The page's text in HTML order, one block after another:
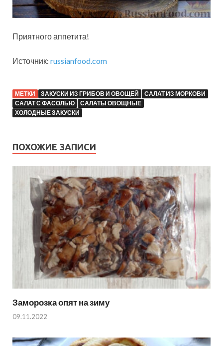
Приятного аппетита!
Источник: russianfood.com
МЕТКИ ЗАКУСКИ ИЗ ГРИБОВ И ОВОЩЕЙ
САЛАТ ИЗ МОРКОВИ
САЛАТ С ФАСОЛЬЮ
САЛАТЫ ОВОЩНЫЕ
ХОЛОДНЫЕ ЗАКУСКИ
ПОХОЖИЕ ЗАПИСИ
Заморозка опят на зиму
09.11.2022